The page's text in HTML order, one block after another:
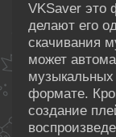
VKSaver это
делают его
скачивания
может
формате.
создание